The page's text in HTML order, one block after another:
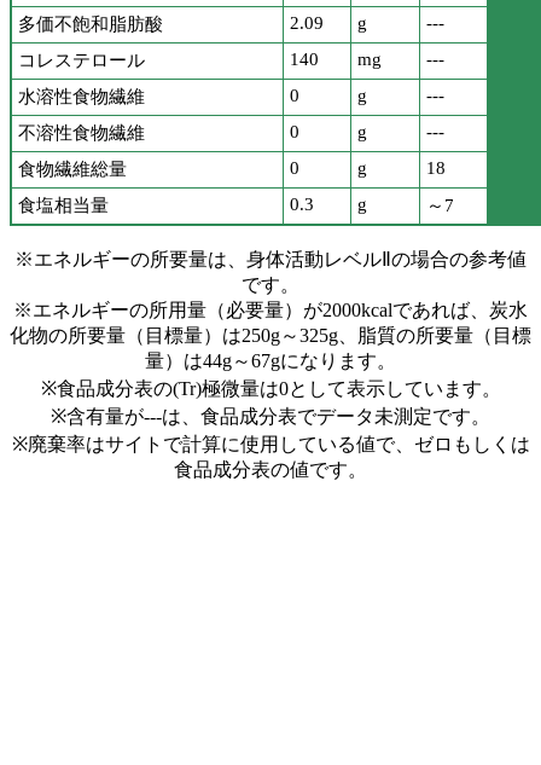
多価不飽和脂肪酸
2.09 g
---
コレステロール
140 mg
---
水溶性食物繊維
0 g
---
不溶性食物繊維
0 g
---
食物繊維総量
0 g
18
食塩相当量
0.3 g ～7
※エネルギーの所要量は、身体活動レベルⅡの場合の参考値
です。
※エネルギーの所用量（必要量）が2000kcalであれば、炭水
化物の所要量（目標量）は250g～325g、脂質の所要量（目標
量）は44g～67gになります。
※食品成分表の(Tr)極微量は0として表示しています。
※含有量が---は、食品成分表でデータ未測定です。
※廃棄率はサイトで計算に使用している値で、ゼロもしくは
食品成分表の値です。